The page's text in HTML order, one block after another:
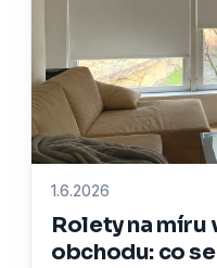
1.6.2026
Rolety na míru
obchodu: co